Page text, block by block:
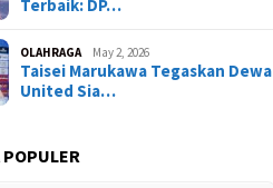
Terbaik: DP…
OLAHRAGA May 2, 2026
Taisei Marukawa Tegaskan Dewa
United Sia…